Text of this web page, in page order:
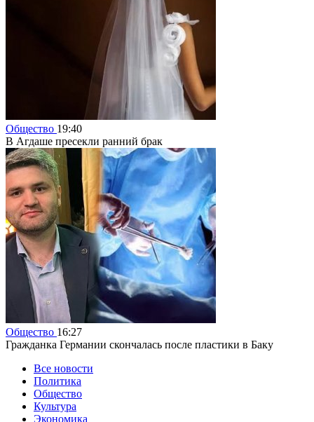
Общество 19:40
В Агдаше пресекли ранний брак
Общество 16:27
Гражданка Германии скончалась после пластики в Баку
Все новости
Политика
Общество
Культура
Экономика